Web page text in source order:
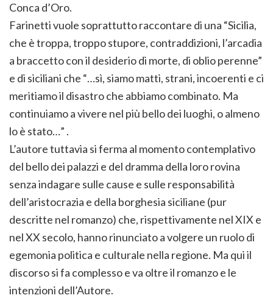
Conca d’Oro.
Farinetti vuole soprattutto raccontare di una “Sicilia,
che è troppa, troppo stupore, contraddizioni, l’arcadia
a braccetto con il desiderio di morte, di oblio perenne”
e di siciliani che “…sì, siamo matti, strani, incoerenti e ci
meritiamo il disastro che abbiamo combinato. Ma
continuiamo a vivere nel più bello dei luoghi, o almeno
lo è stato…” .
L’autore tuttavia si ferma al momento contemplativo
del bello dei palazzi e del dramma della loro rovina
senza indagare sulle cause e sulle responsabilità
dell’aristocrazia e della borghesia siciliane (pur
descritte nel romanzo) che, rispettivamente nel XIX e
nel XX secolo, hanno rinunciato a volgere un ruolo di
egemonia politica e culturale nella regione. Ma qui il
discorso si fa complesso e va oltre il romanzo e le
intenzioni dell’Autore.